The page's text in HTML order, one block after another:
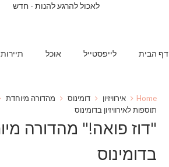
לאכול להרגע להנות - חדש
דף הבית לייפסטייל אוכל תיירות
Home אירוויזיון דומינוס מהדורה מיוחדת
תוספות לאירוויזיון בדומינוס
בדומינוס